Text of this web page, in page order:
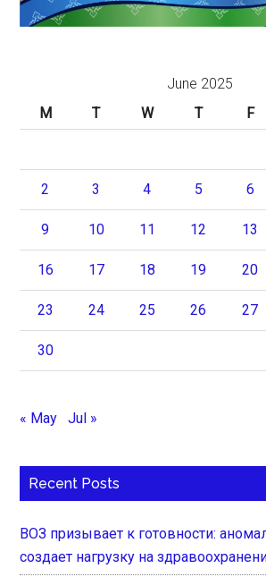
June 2025
M
T W T F
2 3 4 5 6
9 10 11 12 13
16 17 18 19 20
23 24 25 26 27
30
« May Jul »
Recent Posts
ВОЗ призывает к готовности:
создает нагрузку на